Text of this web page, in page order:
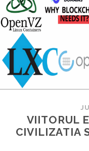
VIITORUL
CIVILIZATIA